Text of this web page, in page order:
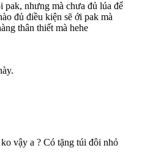
pak, nhưng mà chưa đủ lúa để
đủ điều kiện sẽ ới pak mà
thân thiết mà hehe
vậy a ? Có tặng túi đôi nhỏ